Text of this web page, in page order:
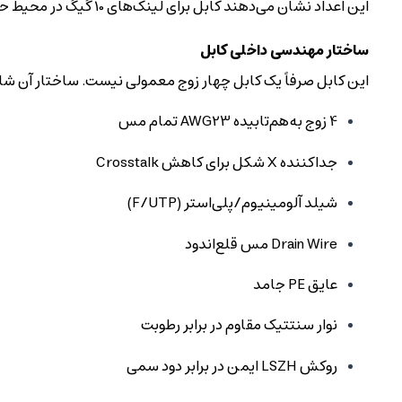
این اعداد نشان می‌دهند کابل برای لینک‌های 10 گیگ در محیط حرفه‌ای کاملاً مهندسی شده است.
ساختار مهندسی داخلی کابل
این کابل صرفاً یک کابل چهار زوج معمولی نیست. ساختار آن
4 زوج به‌هم‌تابیده AWG23 تمام مس
جداکننده X شکل برای کاهش Crosstalk
شیلد آلومینیوم/پلی‌استر (F/UTP)
Drain Wire مس قلع‌اندود
عایق PE جامد
نوار سنتتیک مقاوم در برابر رطوبت
روکش LSZH ایمن در برابر دود سمی